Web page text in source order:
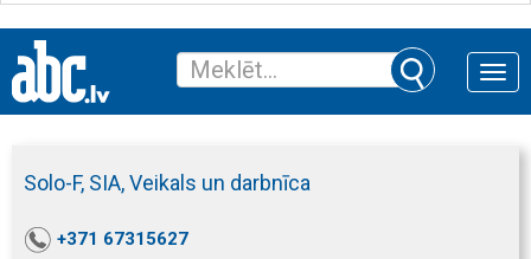
Toggle
Solo-F, SIA, Veikals un darbnīca
+371 67315627